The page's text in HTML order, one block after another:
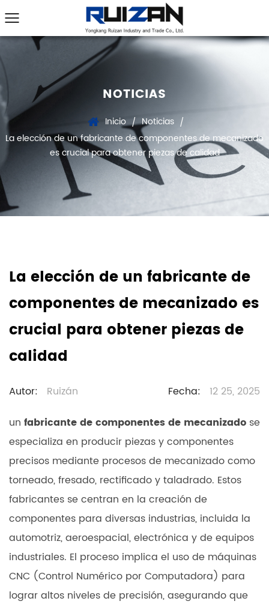
NOTICIAS
Inicio / Noticias /
La elección de un fabricante de componentes de mecanizado
es crucial para obtener piezas de calidad
La elección de un fabricante de
componentes de mecanizado es
crucial para obtener piezas de
calidad
Autor: Ruizán Fecha:
12 25, 2025
un fabricante de componentes de mecanizado se
especializa en producir piezas y componentes
precisos mediante procesos de mecanizado como
torneado, fresado, rectificado y taladrado. Estos
fabricantes se centran en la creación de
componentes para diversas industrias, incluida la
automotriz, aeroespacial, electrónica y de equipos
industriales. El proceso implica el uso de máquinas
CNC (Control Numérico por Computadora) para
lograr altos niveles de precisión, asegurando que